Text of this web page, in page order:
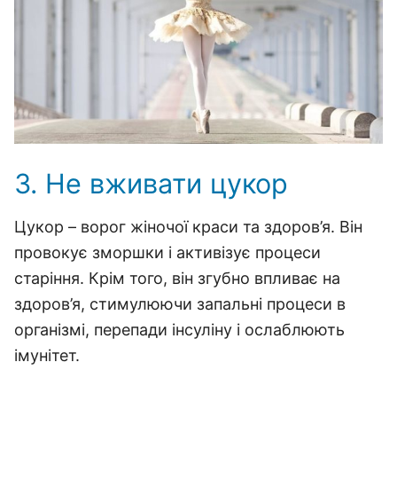
3. Не вживати цукор
Цукор – ворог жіночої краси та здоров’я. Він
провокує зморшки і активізує процеси
старіння. Крім того, він згубно впливає на
здоров’я, стимулюючи запальні процеси в
організмі, перепади інсуліну і ослаблюють
імунітет.